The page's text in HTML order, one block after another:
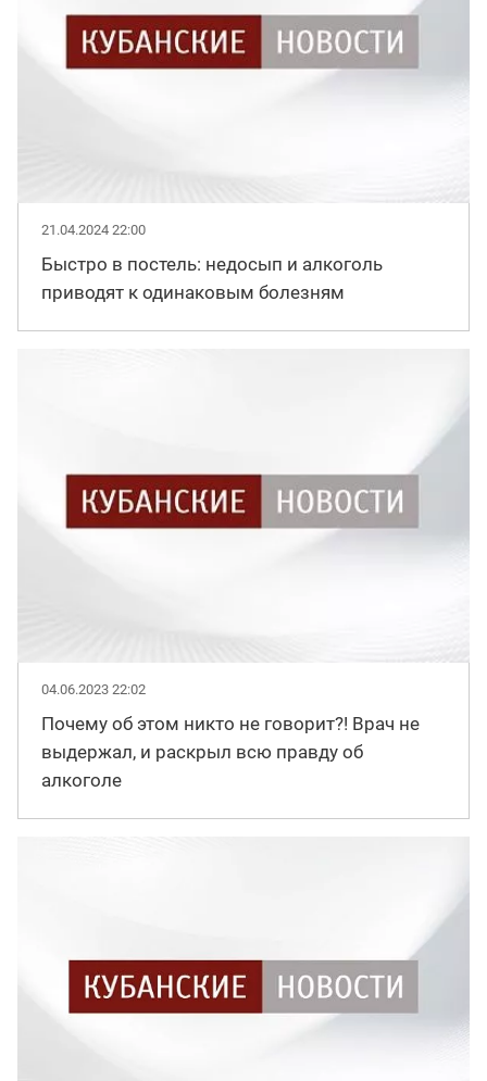
21.04.2024 22:00
Быстро в постель: недосып и алкоголь
приводят к одинаковым болезням
04.06.2023 22:02
Почему об этом никто не говорит?! Врач не
выдержал, и раскрыл всю правду об
алкоголе